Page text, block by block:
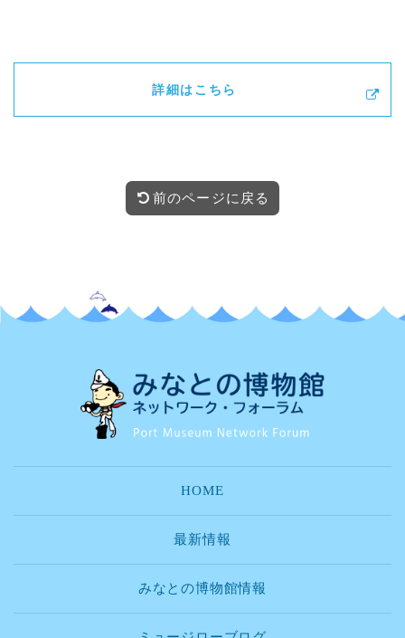
詳細はこちら
前のページに戻る
HOME
最新情報
みなとの博物館情報